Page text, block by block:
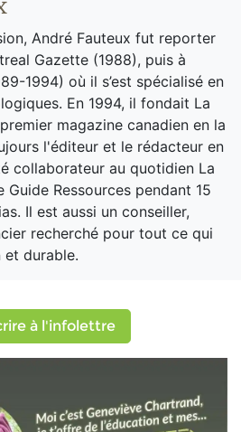
André Fauteux fut reporter
Gazette (1988), puis à
1994) où il s’est spécialisé en
En 1994, il fondait La
magazine canadien en la
l'éditeur et le rédacteur en
collaborateur au quotidien La
Guide Ressources pendant 15
Il est aussi un conseiller,
recherché pour tout ce qui
durable.
à l'infolettre